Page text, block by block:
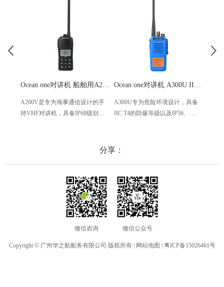
Ocean one对讲机 船舶用A200V漂浮式手持防水对讲机
A200V是专为海事通信设计的手
持VHF对讲机，具备IP68级别的
守功能。没有信号或长时间无操
Ocean one对讲机 A300U IIC T4氢气防爆对讲机 船舶消防本质安全无线电
A300U专为危险环境设计，具备
IIC T4的防爆等级以及IP56、
使用
分享：
微信咨询 微信公众号
Copyright © 广州华之航船务有限公司 版权所有 | 网站地图 粤ICP备15026461号